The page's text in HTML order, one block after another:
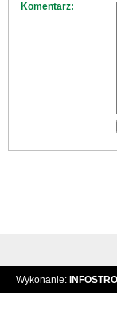
Komentarz:
Wykonanie: